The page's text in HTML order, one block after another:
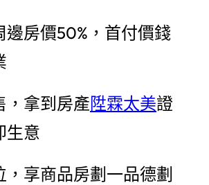
邊房價50%，首付價錢
，拿到房產陞霖太美證
生意
，享商品房劃一品德劃